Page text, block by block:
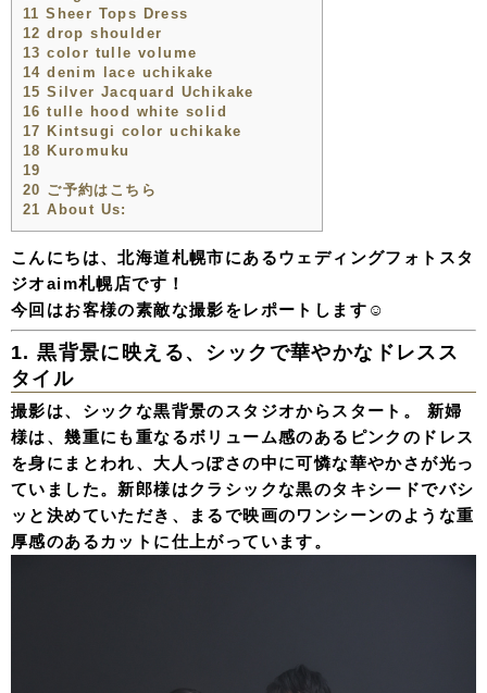
11 Sheer Tops Dress
12 drop shoulder
13 color tulle volume
14 denim lace uchikake
15 Silver Jacquard Uchikake
16 tulle hood white solid
17 Kintsugi color uchikake
18 Kuromuku
19
20 ご予約はこちら
21 About Us:
こんにちは、北海道札幌市にあるウェディングフォトスタ
ジオaim札幌店です！
今回はお客様の素敵な撮影をレポートします☺️
1. 黒背景に映える、シックで華やかなドレスス
タイル
撮影は、シックな黒背景のスタジオからスタート。 新婦
様は、幾重にも重なるボリューム感のあるピンクのドレス
を身にまとわれ、大人っぽさの中に可憐な華やかさが光っ
ていました。新郎様はクラシックな黒のタキシードでバシ
ッと決めていただき、まるで映画のワンシーンのような重
厚感のあるカットに仕上がっています。